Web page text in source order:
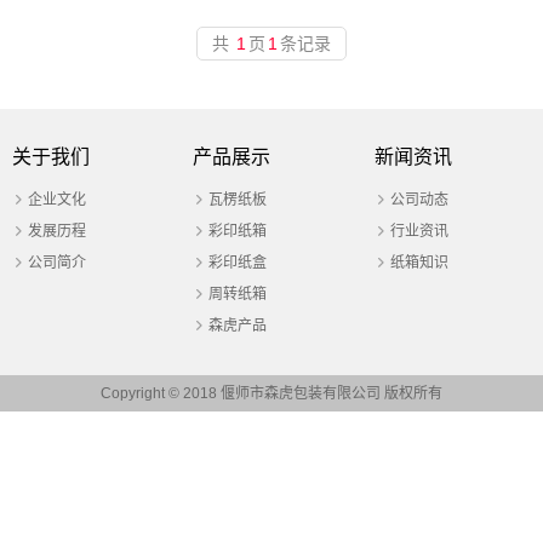
共 1页 1条记录
关于我们
企业文化
发展历程
公司简介
产品展示
瓦楞纸板
彩印纸箱
彩印纸盒
周转纸箱
森虎产品
新闻资讯
公司动态
行业资讯
纸箱知识
Copyright © 2018 偃师市森虎包装有限公司 版权所有